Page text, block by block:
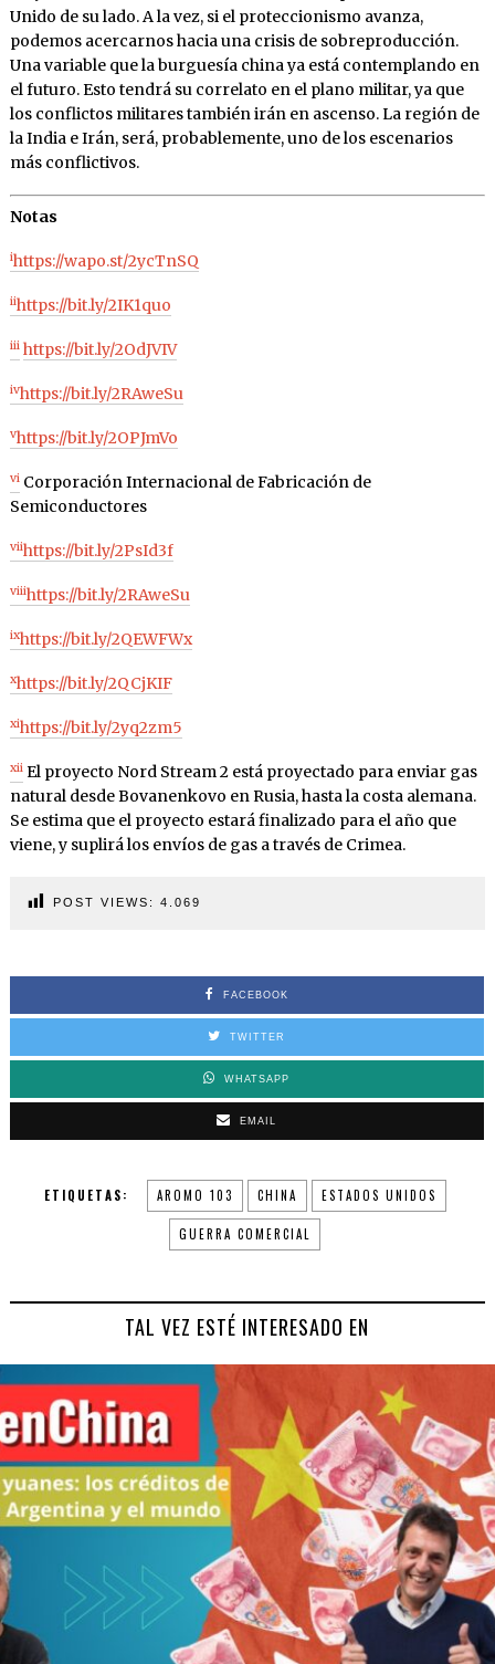
Unido de su lado. A la vez, si el proteccionismo avanza,
podemos acercarnos hacia una crisis de sobreproducción.
Una variable que la burguesía china ya está contemplando en
el futuro. Esto tendrá su correlato en el plano militar, ya que
los conflictos militares también irán en ascenso. La región de
la India e Irán, será, probablemente, uno de los escenarios
más conflictivos.
Notas
ihttps://wapo.st/2ycTnSQ
iihttps://bit.ly/2IK1quo
iii https://bit.ly/2OdJVIV
ivhttps://bit.ly/2RAweSu
vhttps://bit.ly/2OPJmVo
viCorporación Internacional de Fabricación de
Semiconductores
viihttps://bit.ly/2PsId3f
viiihttps://bit.ly/2RAweSu
ixhttps://bit.ly/2QEWFWx
xhttps://bit.ly/2QCjKIF
xihttps://bit.ly/2yq2zm5
xiiEl proyecto Nord Stream 2 está proyectado para enviar gas
natural desde Bovanenkovo en Rusia, hasta la costa alemana.
Se estima que el proyecto estará finalizado para el año que
viene, y suplirá los envíos de gas a través de Crimea.
POST VIEWS: 4.069
FACEBOOK
TWITTER
WHATSAPP
EMAIL
ETIQUETAS: AROMO 103 CHINA ESTADOS UNIDOS
GUERRA COMERCIAL
TAL VEZ ESTÉ INTERESADO EN